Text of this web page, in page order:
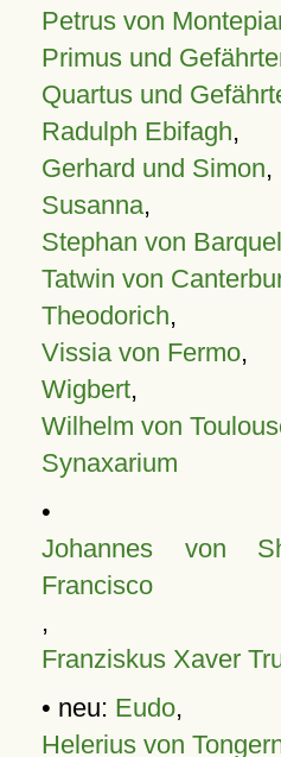
Petrus von
Primus und
Quartus und
Radulph Ebifagh,
Gerhard und Simon,
Susanna,
Stephan von Barquel
Tatwin von
Theodorich,
Vissia von Fermo,
Wigbert,
Wilhelm von
Synaxarium
•
Johannes von
Francisco
,
Franziskus Xaver
• neu: Eudo,
Helerius von